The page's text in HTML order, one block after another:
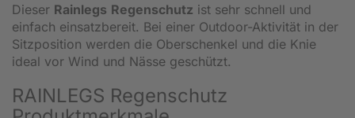
Dieser Rainlegs Regenschutz ist sehr schnell und
einfach einsatzbereit. Bei einer Outdoor-Aktivität in der
Sitzposition werden die Oberschenkel und die Knie
ideal vor Wind und Nässe geschützt.
RAINLEGS Regenschutz